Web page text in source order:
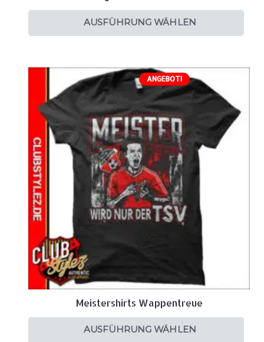
AUSFÜHRUNG WÄHLEN
ANGEBOT!
Meistershirts Wappentreue
AUSFÜHRUNG WÄHLEN